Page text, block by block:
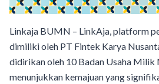
Linkaja BUMN – LinkAja, platform
dimiliki oleh PT Fintek Karya
didirikan oleh 10 Badan Usaha
menunjukkan kemajuan yang